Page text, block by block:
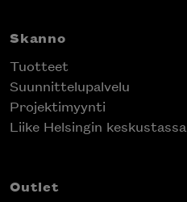
Skanno
Tuotteet
Suunnittelupalvelu
Projektimyynti
Liike Helsingin keskustassa
Outlet